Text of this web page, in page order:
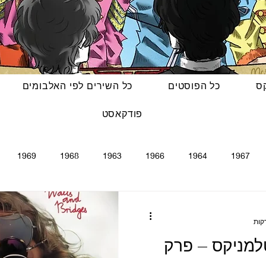
כל הפוסטים כל השירים לפי האלבומים
פודקאסט
1967
1964
1966
1963
1968
1969
Rubber Soul
Magical Mystery Tour
The Beatles - White Album
– פרק